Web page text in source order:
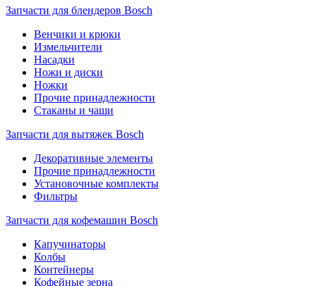
Запчасти для блендеров Bosch
Венчики и крюки
Измельчители
Насадки
Ножи и диски
Ножки
Прочие принадлежности
Стаканы и чаши
Запчасти для вытяжек Bosch
Декоративные элементы
Прочие принадлежности
Установочные комплекты
Фильтры
Запчасти для кофемашин Bosch
Капучинаторы
Колбы
Контейнеры
Кофейные зерна